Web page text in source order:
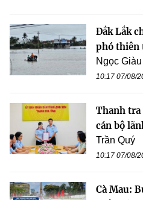
Đắk Lắk
phó thiên
Ngọc Giàu
10:17 07/08/
Thanh tra
cán bộ
Trần Quý
10:17 07/08/
Cà Mau: